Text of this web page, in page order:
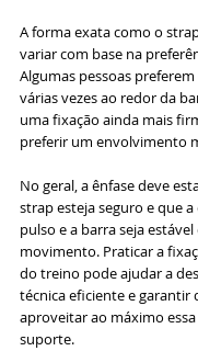
A forma exata como o
variar com base na
Algumas pessoas
várias vezes ao redor da
uma fixação ainda mais
preferir um envolvimento
No geral, a ênfase deve
strap esteja seguro e que
pulso e a barra seja
movimento. Praticar a
do treino pode ajudar a
técnica eficiente e garantir
aproveitar ao máximo
suporte.